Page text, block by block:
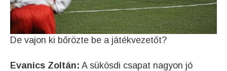
De vajon ki bőrözte be a játékvezetőt?
Evanics Zoltán: A sükösdi csapat nagyon jó